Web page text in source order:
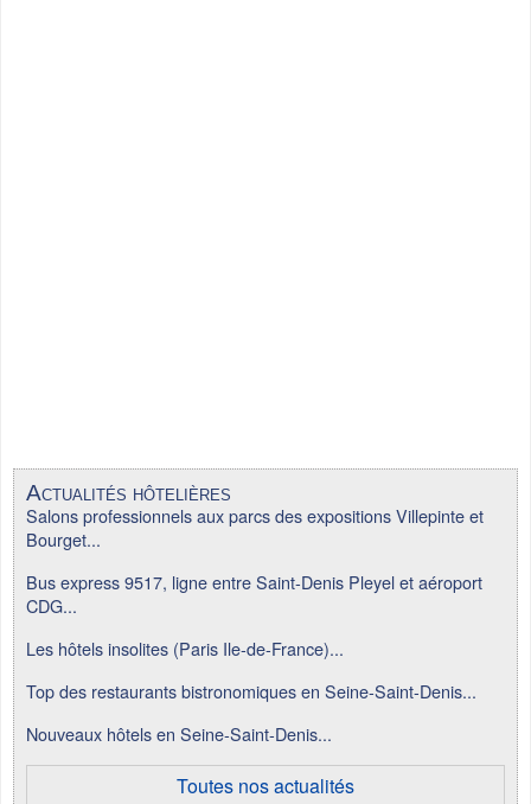
Actualités hôtelières
Salons professionnels aux parcs des expositions Villepinte et
Bourget...
Bus express 9517, ligne entre Saint-Denis Pleyel et aéroport
CDG...
Les hôtels insolites (Paris Ile-de-France)...
Top des restaurants bistronomiques en Seine-Saint-Denis...
Nouveaux hôtels en Seine-Saint-Denis...
Toutes nos actualités